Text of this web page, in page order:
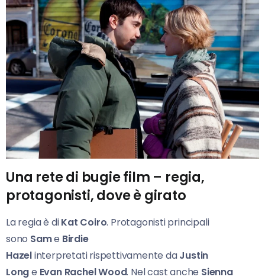
Una rete di bugie film – regia,
protagonisti, dove è girato
La regia è diKat Coiro. Protagonisti principali
sono Same Birdie
Hazelinterpretati rispettivamente daJustin
Longe Evan Rachel Wood. Nel cast anche Sienna